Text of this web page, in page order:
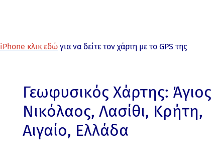
iPhone κλικ εδώ για να δείτε τον χάρτη με το GPS της
Γεωφυσικός Χάρτης: Άγιος
Νικόλαος, Λασίθι, Κρήτη,
Αιγαίο, Ελλάδα